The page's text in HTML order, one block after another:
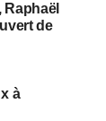
de
à